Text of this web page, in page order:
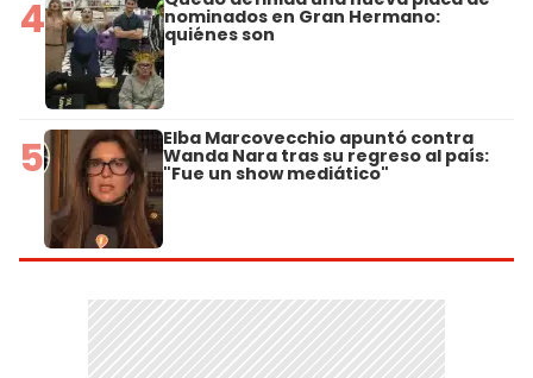
4 nominados en Gran Hermano:
quiénes son
5 Elba Marcovecchio apuntó contra
Wanda Nara tras su regreso al país:
"Fue un show mediático"